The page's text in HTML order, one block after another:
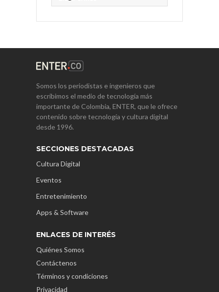
Somos los periodistas e ingenieros que
escribimos el medio de tecnología más
importante de Colombia, ENTER, que le ofrece
contenido sobre tecnología y cultura digital
desde 1996.
SECCIONES DESTACADAS
Cultura Digital
Eventos
Entretenimiento
Apps & Software
ENLACES DE INTERÉS
Quiénes Somos
Contáctenos
Términos y condiciones
Privacidad